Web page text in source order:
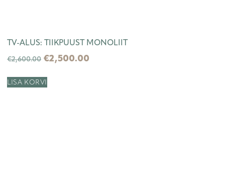
TV-ALUS: TIIKPUUST MONOLIIT
€2,600.00 €2,500.00
LISA KORVI